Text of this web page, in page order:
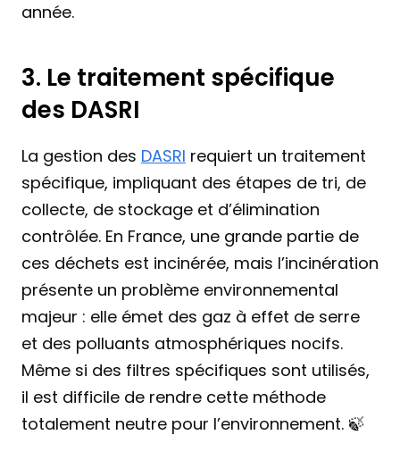
année.
3. Le traitement spécifique
des DASRI
La gestion des DASRI requiert un traitement
spécifique, impliquant des étapes de tri, de
collecte, de stockage et d’élimination
contrôlée. En France, une grande partie de
ces déchets est incinérée, mais l’incinération
présente un problème environnemental
majeur : elle émet des gaz à effet de serre
et des polluants atmosphériques nocifs.
Même si des filtres spécifiques sont utilisés,
il est difficile de rendre cette méthode
totalement neutre pour l’environnement. 🍃